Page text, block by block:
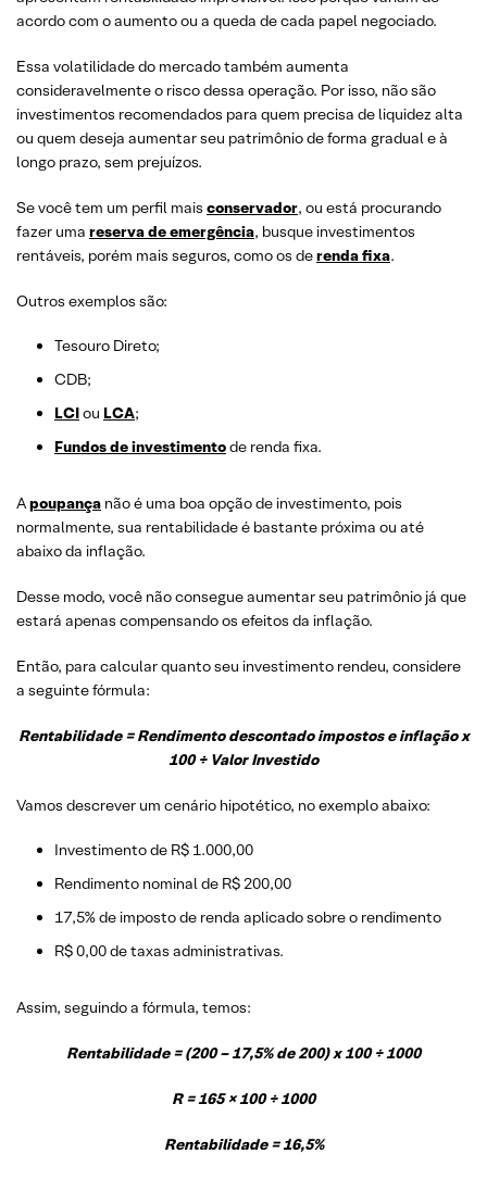
acordo com o aumento ou a queda de cada papel negociado.
Essa volatilidade do mercado também aumenta
consideravelmente o risco dessa operação. Por isso, não são
investimentos recomendados para quem precisa de liquidez alta
ou quem deseja aumentar seu patrimônio de forma gradual e à
longo prazo, sem prejuízos.
Se você tem um perfil mais conservador, ou está procurando
fazer uma reserva de emergência, busque investimentos
rentáveis, porém mais seguros, como os derenda fixa.
Outros exemplos são:
Tesouro Direto;
CDB;
LCIou LCA;
Fundos de investimentode renda fixa.
Apoupança não é uma boa opção de investimento, pois
normalmente, sua rentabilidade é bastante próxima ou até
abaixo da inflação.
Desse modo, você não consegue aumentar seu patrimônio já que
estará apenas compensando os efeitos da inflação.
Então, para calcular quanto seu investimento rendeu, considere
a seguinte fórmula:
Rentabilidade = Rendimento descontado impostos e inflação x
100 ÷ Valor Investido
Vamos descrever um cenário hipotético, no exemplo abaixo:
Investimento de R$ 1.000,00
Rendimento nominal de R$ 200,00
17,5% de imposto de renda aplicado sobre o rendimento
R$ 0,00 de taxas administrativas.
Assim, seguindo a fórmula, temos:
Rentabilidade = (200 – 17,5% de 200) x 100 ÷ 1000
R = 165 × 100 ÷ 1000
Rentabilidade = 16,5%